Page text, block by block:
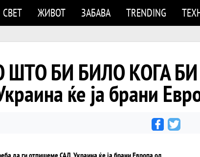
СВЕТ ЖИВОТ ЗАБАВА TRENDING
БИ БИЛО КОГА БИ
ќе ја брани